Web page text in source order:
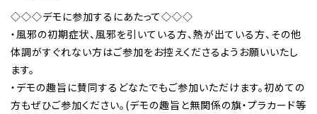
◇◇◇デモに参加するにあたって◇◇◇
・風邪の初期症状、風邪を引いている方、熱が出ている方、その他
体調がすぐれない方はご参加をお控えくださるようお願いいたし
ます。
・デモの趣旨に賛同するどなたでもご参加いただけます。初めての
方もぜひご参加ください。(デモの趣旨と無関係の旗・プラカード等